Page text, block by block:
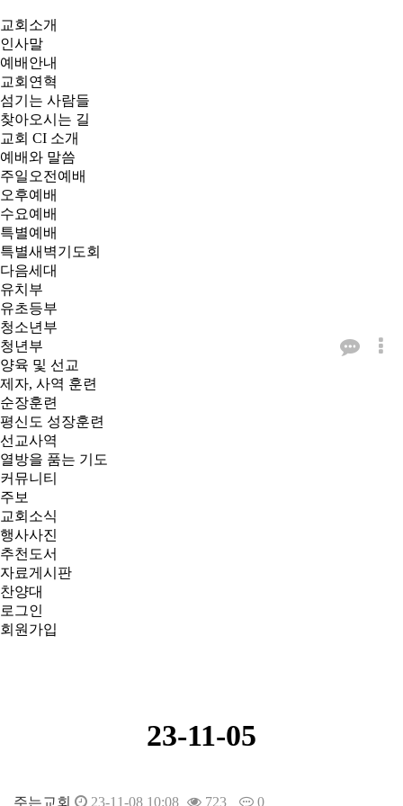
교회소개
인사말
예배안내
교회연혁
섬기는 사람들
찾아오시는 길
교회 CI 소개
예배와 말씀
주일오전예배
오후예배
수요예배
특별예배
특별새벽기도회
다음세대
유치부
유초등부
청소년부
청년부
양육 및 선교
제자, 사역 훈련
순장훈련
평신도 성장훈련
선교사역
열방을 품는 기도
커뮤니티
주보
교회소식
행사사진
추천도서
자료게시판
찬양대
로그인
회원가입
23-11-05
주는교회 23-11-08 10:08 723 0